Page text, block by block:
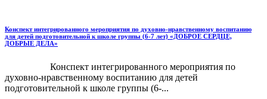
Конспект интегрированного мероприятия по духовно-нравственному воспитанию
для детей подготовительной к школе группы (6-7 лет) «ДОБРОЕ СЕРДЦЕ,
ДОБРЫЕ ДЕЛА»
Конспект интегрированного мероприятия по
духовно-нравственному воспитанию для детей
подготовительной к школе группы (6-...